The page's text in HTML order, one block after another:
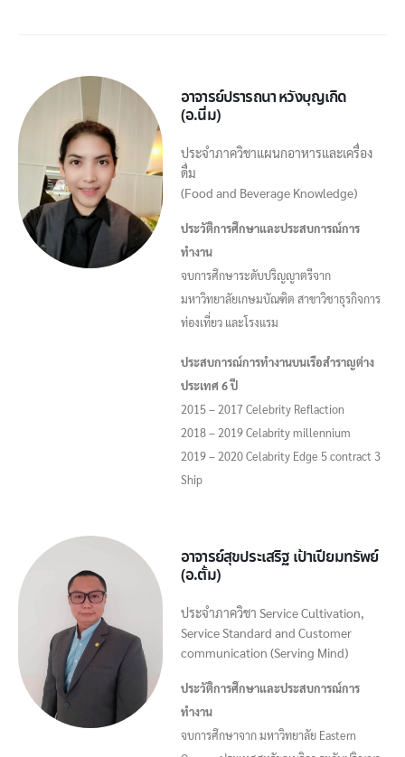
อาจารย์ปรารถนา หวังบุญเกิด
(อ.นิ่ม)
ประจำภาควิชาแผนกอาหารและเครื่อง
ดื่ม
(Food and Beverage Knowledge)
ประวัติการศึกษาและประสบการณ์การ
ทำงาน
จบการศึกษาระดับปริญญาตรีจาก
มหาวิทยาลัยเกษมบัณฑิต สาขาวิชาธุรกิจการ
ท่องเที่ยว และโรงแรม
ประสบการณ์การทำงานบนเรือสำราญต่าง
ประเทศ 6 ปี
2015 – 2017 Celebrity Reflaction
2018 – 2019 Celabrity millennium
2019 – 2020 Celabrity Edge 5 contract 3
Ship
อาจารย์สุขประเสริฐ เป้าเปียมทรัพย์
(อ.ตั้ม)
ประจำภาควิชา Service Cultivation,
Service Standard and Customer
communication (Serving Mind)
ประวัติการศึกษาและประสบการณ์การ
ทำงาน
จบการศึกษาจาก มหาวิทยาลัย Eastern